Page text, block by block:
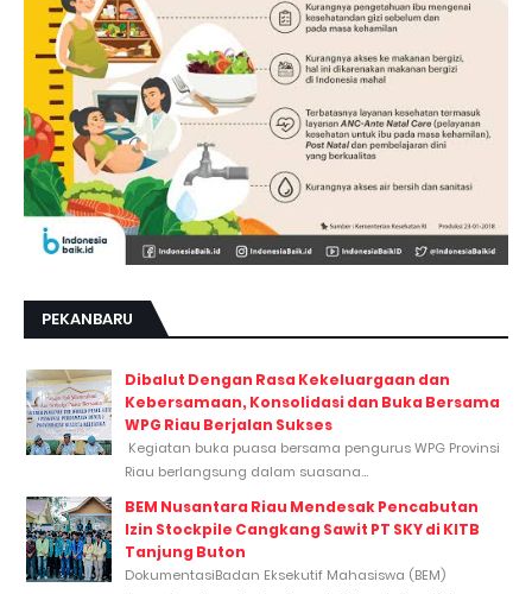
PEKANBARU
Dibalut Dengan Rasa Kekeluargaan dan
Kebersamaan, Konsolidasi dan Buka Bersama
WPG Riau Berjalan Sukses
Kegiatan buka puasa bersama pengurus WPG Provinsi
Riau berlangsung dalam suasana...
BEM Nusantara Riau Mendesak Pencabutan
Izin Stockpile Cangkang Sawit PT SKY di KITB
Tanjung Buton
DokumentasiBadan Eksekutif Mahasiswa (BEM)